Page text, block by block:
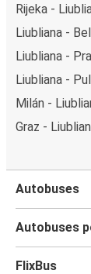
Rijeka -
Liubliana -
Liubliana -
Liubliana -
Milán -
Graz -
Autobuses
Autobuses
FlixBus